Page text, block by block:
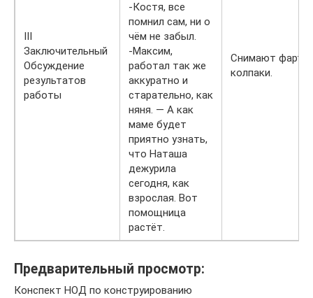
III
Заключительный
Обсуждение
результатов
работы
-Костя, все
помнил сам, ни о
чём не забыл.
-Максим,
работал так же
аккуратно и
старательно, как
няня. — А как
маме будет
приятно узнать,
что Наташа
дежурила
сегодня, как
взрослая. Вот
помощница
растёт.
Снимают
колпаки.
Предварительный просмотр:
Конспект НОД по конструированию